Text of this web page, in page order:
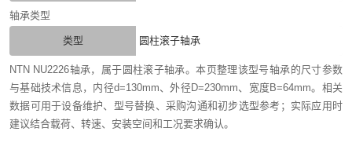
轴承类型
类型 圆柱滚子轴承
NTN NU2226轴承，属于圆柱滚子轴承。本页整理该型号轴承的尺寸参数
与基础技术信息，内径d=130mm、外径D=230mm、宽度B=64mm。相关
数据可用于设备维护、型号替换、采购沟通和初步选型参考；实际应用时
建议结合载荷、转速、安装空间和工况要求确认。